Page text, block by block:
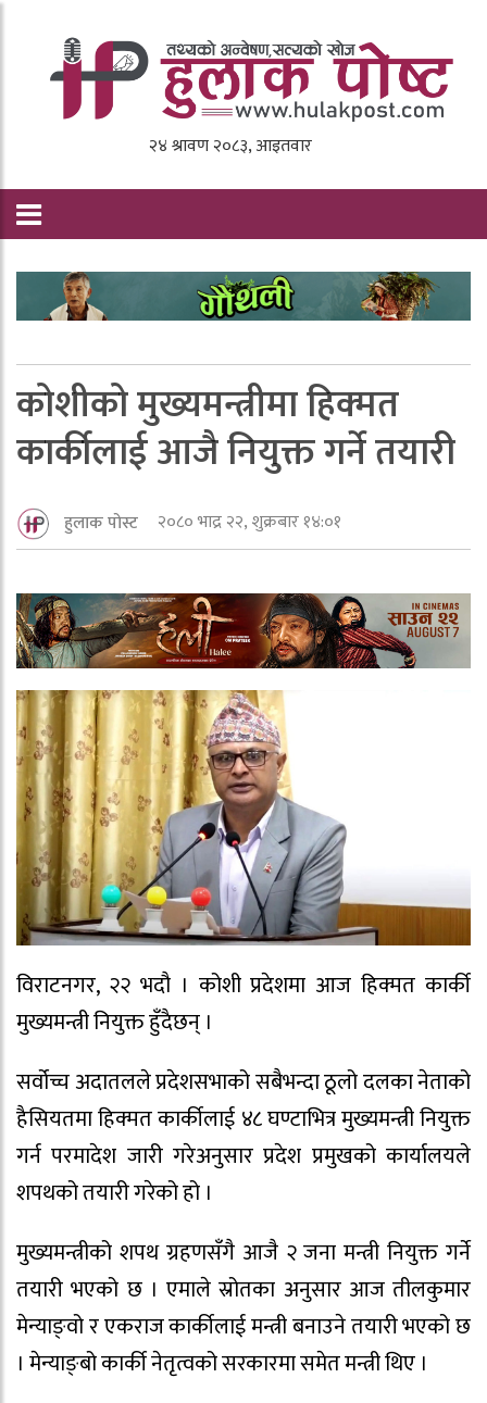
कोशीको मुख्यमन्त्रीमा हिक्मत
कार्कीलाई आजै नियुक्त गर्ने तयारी
हुलाक पोस्ट २०८० भाद्र २२, शुक्रबार १४:०१
विराटनगर, २२ भदौ । कोशी प्रदेशमा आज हिक्मत कार्की
मुख्यमन्त्री नियुक्त हुँदैछन् ।
सर्वोच्च अदातलले प्रदेशसभाको सबैभन्दा ठूलो दलका नेताको
हैसियतमा हिक्मत कार्कीलाई ४८ घण्टाभित्र मुख्यमन्त्री नियुक्त
गर्न परमादेश जारी गरेअनुसार प्रदेश प्रमुखको कार्यालयले
शपथको तयारी गरेको हो ।
मुख्यमन्त्रीको शपथ ग्रहणसँगै आजै २ जना मन्त्री नियुक्त गर्ने
तयारी भएको छ । एमाले स्रोतका अनुसार आज तीलकुमार
मेन्याङ्वो र एकराज कार्कीलाई मन्त्री बनाउने तयारी भएको छ
। मेन्याङ्बो कार्की नेतृत्वको सरकारमा समेत मन्त्री थिए ।